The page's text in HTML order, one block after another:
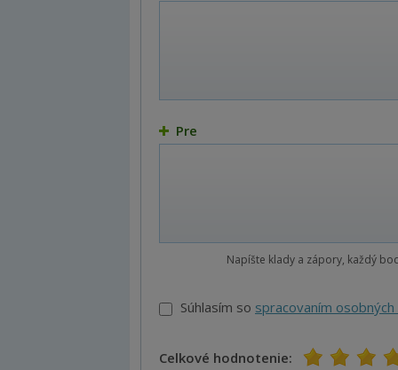
Pre
Napíšte klady a zápory, každý
Súhlasím so spracovaním
Celkové hodnotenie:
1 2 3 4 5